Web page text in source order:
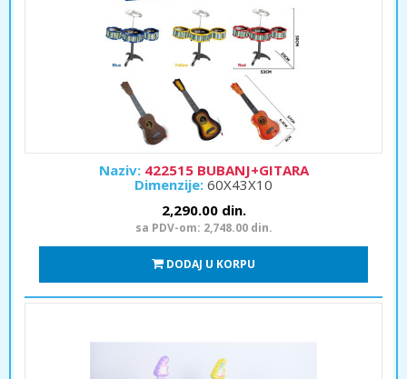
Naziv: 422515 BUBANJ+GITARA
Dimenzije: 60X43X10
2,290.00 din.
sa PDV-om: 2,748.00 din.
DODAJ U KORPU